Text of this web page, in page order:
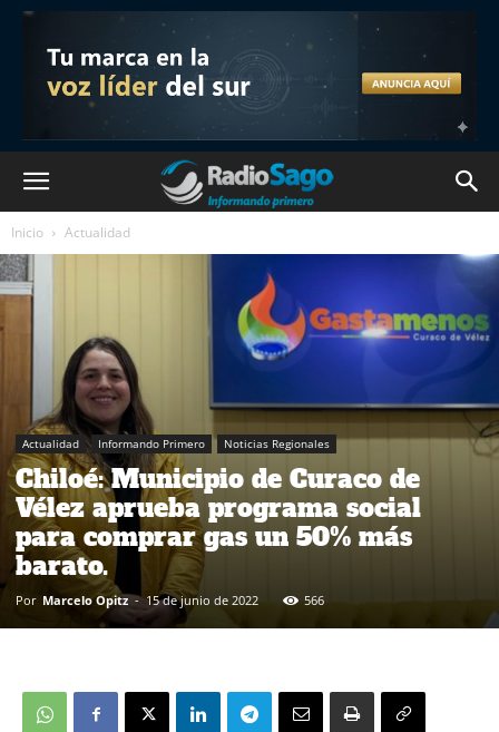
Inicio Actualidad
Actualidad Informando Primero Noticias Regionales
Chiloé: Municipio de Curaco de
Vélez aprueba programa social
para comprar gas un 50% más
barato.
Por Marcelo Opitz - 15 de junio de 2022 566